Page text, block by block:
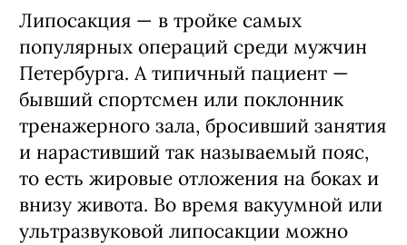
Липосакция — в тройке самых
популярных операций среди мужчин
Петербурга. А типичный пациент —
бывший спортсмен или поклонник
тренажерного зала, бросивший занятия
и нарастивший так называемый пояс,
то есть жировые отложения на боках и
внизу живота. Во время вакуумной или
ультразвуковой липосакции можно